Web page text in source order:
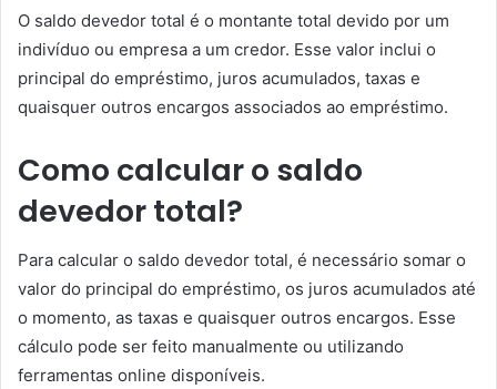
O saldo devedor total é o montante total devido por um
indivíduo ou empresa a um credor. Esse valor inclui o
principal do empréstimo, juros acumulados, taxas e
quaisquer outros encargos associados ao empréstimo.
Como calcular o saldo
devedor total?
Para calcular o saldo devedor total, é necessário somar o
valor do principal do empréstimo, os juros acumulados até
o momento, as taxas e quaisquer outros encargos. Esse
cálculo pode ser feito manualmente ou utilizando
ferramentas online disponíveis.